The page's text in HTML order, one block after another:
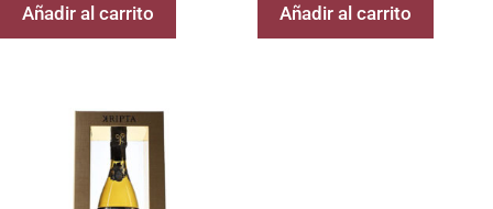
Añadir al carrito Añadir al carrito